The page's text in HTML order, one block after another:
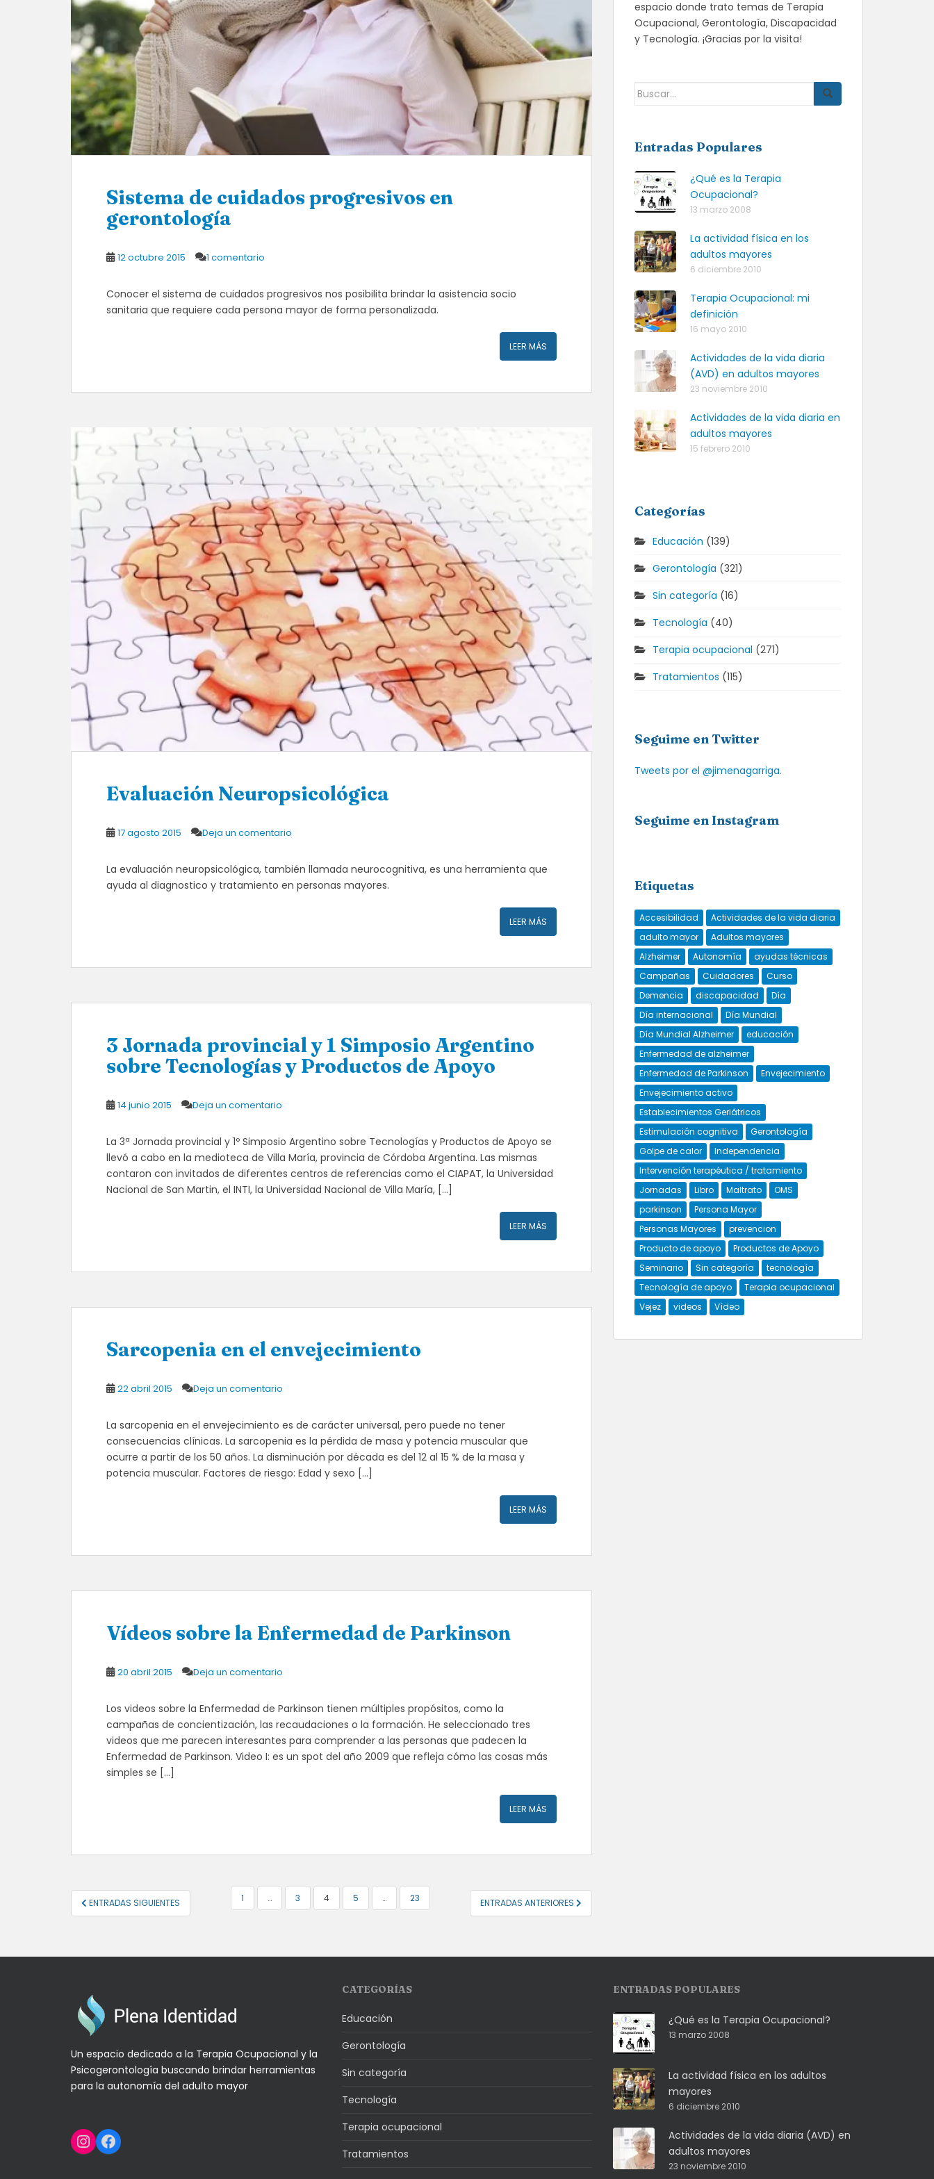
Sistema de cuidados progresivos en
gerontología
12 octubre 2015 1 comentario
Conocer el sistema de cuidados progresivos nos posibilita brindar la asistencia socio
sanitaria que requiere cada persona mayor de forma personalizada.
LEER MÁS
Evaluación Neuropsicológica
17 agosto 2015 Deja un comentario
La evaluación neuropsicológica, también llamada neurocognitiva, es una herramienta que
ayuda al diagnostico y tratamiento en personas mayores.
LEER MÁS
3 Jornada provincial y 1 Simposio Argentino
sobre Tecnologías y Productos de Apoyo
14 junio 2015 Deja un comentario
La 3ª Jornada provincial y 1º Simposio Argentino sobre Tecnologías y Productos de Apoyo se
llevó a cabo en la medioteca de Villa María, provincia de Córdoba Argentina. Las mismas
contaron con invitados de diferentes centros de referencias como el CIAPAT, la Universidad
Nacional de San Martin, el INTI, la Universidad Nacional de Villa María, […]
LEER MÁS
Sarcopenia en el envejecimiento
22 abril 2015 Deja un comentario
La sarcopenia en el envejecimiento es de carácter universal, pero puede no tener
consecuencias clínicas. La sarcopenia es la pérdida de masa y potencia muscular que
ocurre a partir de los 50 años. La disminución por década es del 12 al 15 % de la masa y
potencia muscular. Factores de riesgo: Edad y sexo […]
LEER MÁS
Vídeos sobre la Enfermedad de Parkinson
20 abril 2015 Deja un comentario
Los videos sobre la Enfermedad de Parkinson tienen múltiples propósitos, como la
campañas de concientización, las recaudaciones o la formación. He seleccionado tres
videos que me parecen interesantes para comprender a las personas que padecen la
Enfermedad de Parkinson. Video I: es un spot del año 2009 que refleja cómo las cosas más
simples se […]
LEER MÁS
NAVEGACIÓN
DE
ENTRADAS SIGUIENTES 1 … 3 4 5 … 23 ENTRADAS ANTERIORES
espacio donde trato temas de Terapia
Ocupacional, Gerontología, Discapacidad
y Tecnología. ¡Gracias por la visita!
Buscar:
Entradas Populares
¿Qué es la Terapia
Ocupacional?
13 marzo 2008
La actividad física en los
adultos mayores
6 diciembre 2010
Terapia Ocupacional: mi
definición
16 mayo 2010
Actividades de la vida diaria
(AVD) en adultos mayores
23 noviembre 2010
Actividades de la vida diaria en
adultos mayores
15 febrero 2010
Categorías
Educación (139)
Gerontología (321)
Sin categoría (16)
Tecnología (40)
Terapia ocupacional (271)
Tratamientos (115)
Seguime en Twitter
Tweets por el @jimenagarriga.
Seguime en Instagram
Etiquetas
Accesibilidad
Actividades de la vida diaria
adulto mayor
Adultos mayores
Alzheimer
Autonomía
ayudas técnicas
Campañas
Cuidadores
Curso
Demencia
discapacidad
Día
Día internacional
Día Mundial
Día Mundial Alzheimer
educación
Enfermedad de alzheimer
Enfermedad de Parkinson
Envejecimiento
Envejecimiento activo
Establecimientos Geriátricos
Estimulación cognitiva
Gerontología
Golpe de calor
Independencia
Intervención terapéutica / tratamiento
Jornadas
Libro Maltrato
OMS
parkinson
Persona Mayor
Personas Mayores
prevencion
Producto de apoyo
Productos de Apoyo
Seminario
Sin categoría
tecnología
Tecnología de apoyo
Terapia ocupacional
Vejez
videos Vídeo
Un espacio dedicado a la Terapia Ocupacional y la
Psicogerontología buscando brindar herramientas
para la autonomía del adulto mayor
Instagram
Facebook
CATEGORÍAS
Educación
Gerontología
Sin categoría
Tecnología
Terapia ocupacional
Tratamientos
ENTRADAS POPULARES
¿Qué es la Terapia Ocupacional?
13 marzo 2008
La actividad física en los adultos
mayores
6 diciembre 2010
Actividades de la vida diaria (AVD) en
adultos mayores
23 noviembre 2010